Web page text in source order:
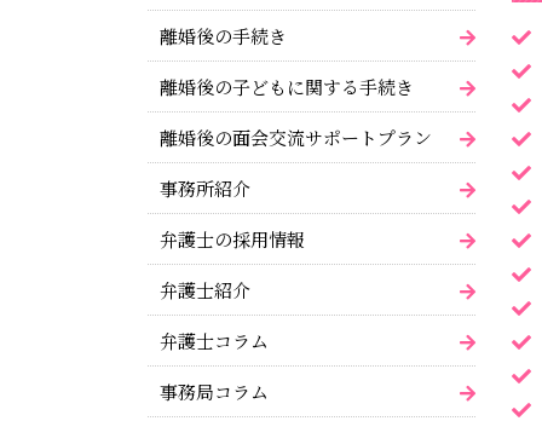
離婚後の手続き
離婚後の子どもに関する手続き
離婚後の面会交流サポートプラン
事務所紹介
弁護士の採用情報
弁護士紹介
弁護士コラム
事務局コラム